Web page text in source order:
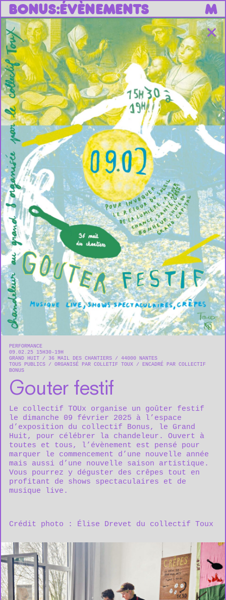
BONUS:ÉVÈNEMENTS M
✕
PERFORMANCE
09.02.25 15H30-19H
GRAND HUIT
36 MAIL DES CHANTIERS 44000 NANTES
TOUS PUBLICS
ORGANISÉ PAR COLLETIF TOUX
ENCADRÉ PAR COLLECTIF
BONUS
Gouter festif
Le collectif TOUx organise un goûter festif
le dimanche 09 février 2025 à l’espace
d’exposition du collectif Bonus, le Grand
Huit, pour célébrer la chandeleur. Ouvert à
toutes et tous, l’évènement est pensé pour
marquer le commencement d’une nouvelle année
mais aussi d’une nouvelle saison artistique.
Vous pourrez y déguster des crêpes tout en
profitant de shows spectaculaires et de
musique live.
Crédit photo : Élise Drevet du collectif Toux